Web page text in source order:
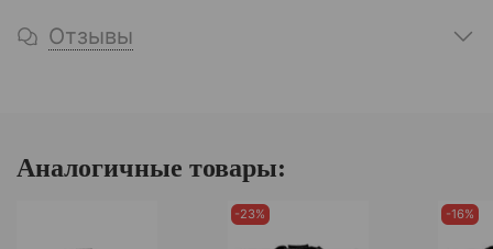
Отзывы
Аналогичные товары:
-23% -16%